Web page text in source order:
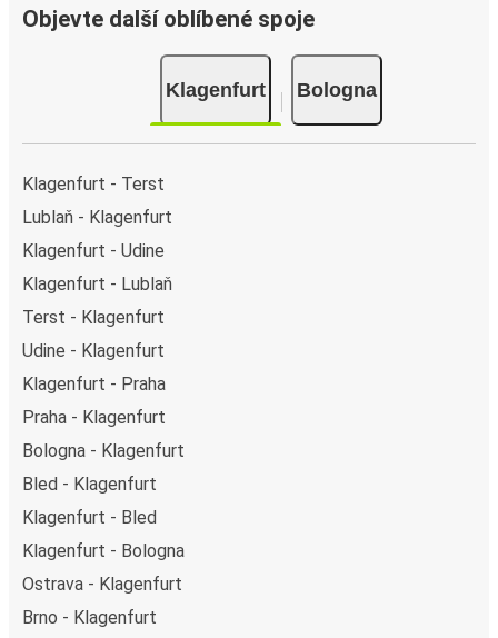
Objevte další oblíbené spoje
Klagenfurt Bologna
Klagenfurt - Terst
Lublaň - Klagenfurt
Klagenfurt - Udine
Klagenfurt - Lublaň
Terst - Klagenfurt
Udine - Klagenfurt
Klagenfurt - Praha
Praha - Klagenfurt
Bologna - Klagenfurt
Bled - Klagenfurt
Klagenfurt - Bled
Klagenfurt - Bologna
Ostrava - Klagenfurt
Brno - Klagenfurt